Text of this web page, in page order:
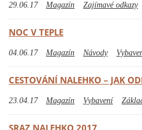
29.06.17 Magazín Zajímavé odkazy
NOC V TEPLE
04.06.17 Magazín Návody
CESTOVÁNÍ NALEHKO – JAK
23.04.17 Magazín Vybavení
SRAZ NALEHKO 2017